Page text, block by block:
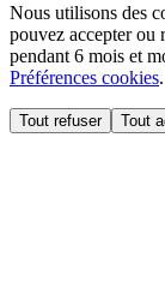
Nous utilisons des
pouvez accepter ou
pendant 6 mois et
Préférences cookies.
Tout refuser Tout